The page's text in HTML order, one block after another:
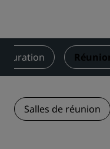
Salles de réunion